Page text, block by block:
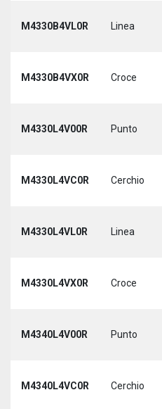
M4330B4VL0R Linea
M4330B4VX0R Croce
M4330L4V00R Punto
M4330L4VC0R Cerchio
M4330L4VL0R Linea
M4330L4VX0R Croce
M4340L4V00R Punto
M4340L4VC0R Cerchio